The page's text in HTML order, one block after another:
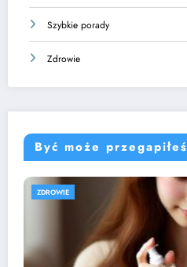
Szybkie porady
Zdrowie
Być może przegapiłeś